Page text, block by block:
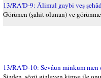
13/RA'D-9: Âlimul gaybi veş
Görünen (şahit olunan) ve
13/RA'D-10: Sevâun minkum